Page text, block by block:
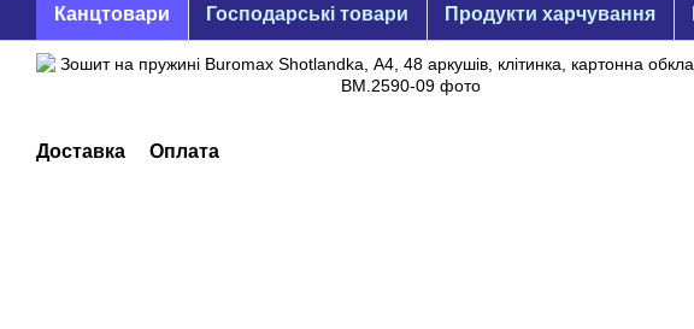
Канцтовари Господарські товари Продукти харчування
Доставка Оплата